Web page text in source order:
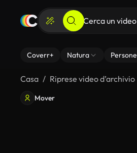
Coverr+ Natura Persone
Casa Riprese video d’archivio
Mover